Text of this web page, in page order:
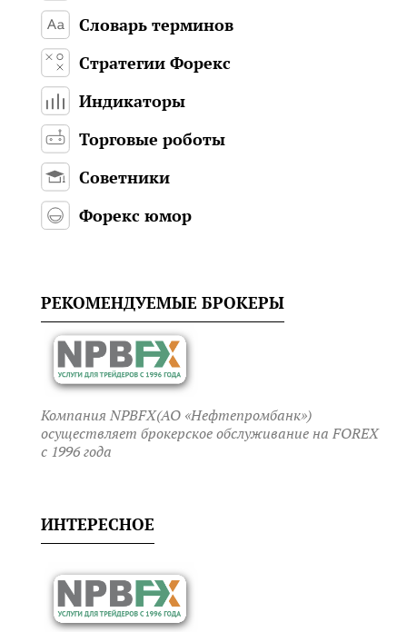
Словарь терминов
Стратегии Форекс
Индикаторы
Торговые роботы
Советники
Форекс юмор
РЕКОМЕНДУЕМЫЕ БРОКЕРЫ
Компания NPBFX(АО «Нефтепромбанк»)
осуществляет брокерское обслуживание на FOREX
c 1996 года
ИНТЕРЕСНОЕ